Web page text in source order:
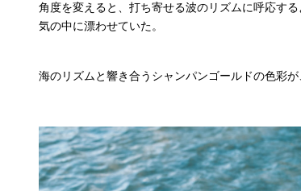
角度を変えると、打ち寄せる波のリズムに呼応す
気の中に漂わせていた。
海のリズムと響き合うシャンパンゴールドの色彩